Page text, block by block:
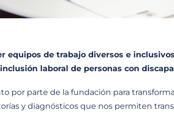
equipos de trabajo diversos e
laboral de personas con
por parte de la fundación para
y diagnósticos que nos permiten